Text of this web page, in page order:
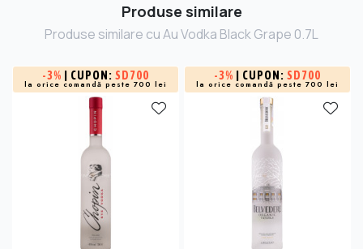
Produse similare
Produse similare cu Au Vodka Black Grape 0.7L
-3% | CUPON: SD700
la orice comandă peste 700 lei
-3% | CUPON: SD700
la orice comandă peste 700 lei